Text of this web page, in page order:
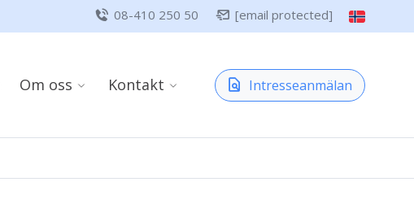
08-410 250 50 [email protected]
Om oss Kontakt Intresseanmälan